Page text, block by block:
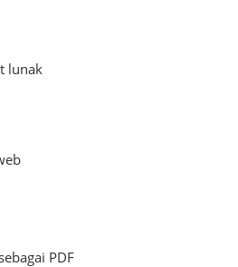
lunak
PDF